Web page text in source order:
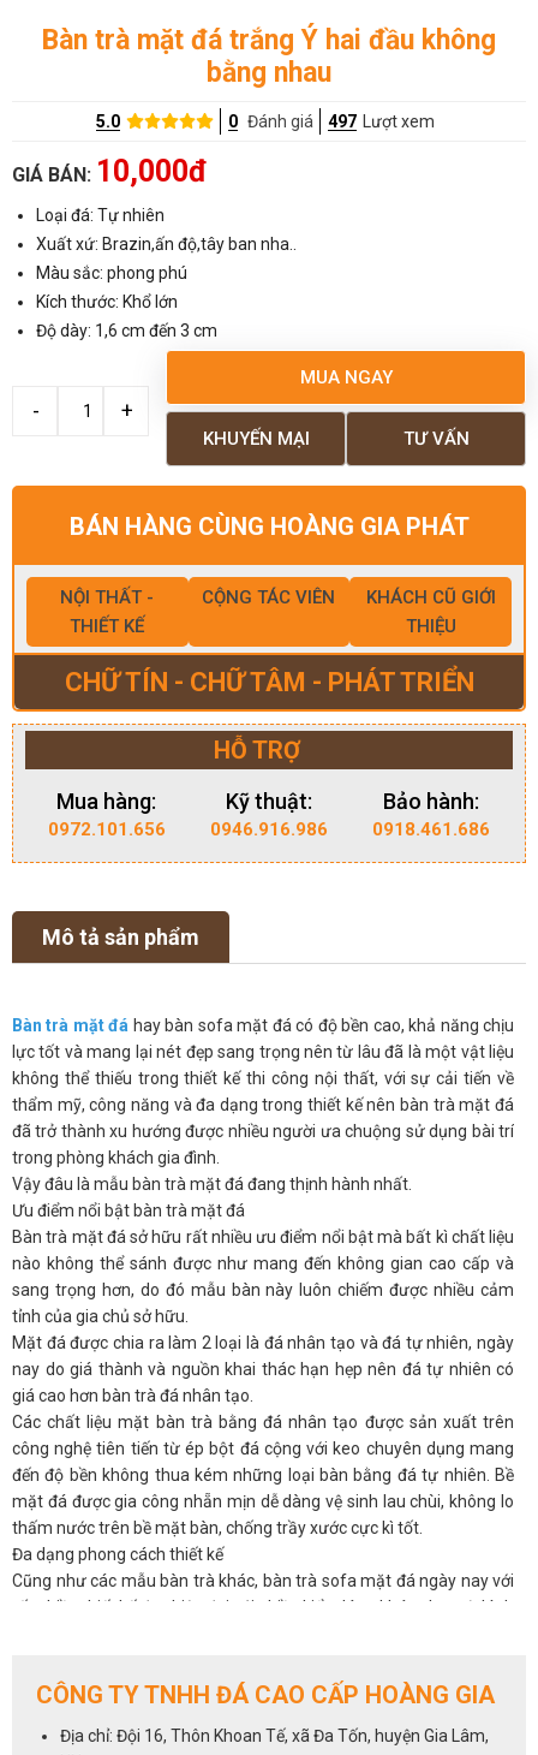
Bàn trà mặt đá trắng Ý hai đầu không
bằng nhau
5.0 0 Đánh giá 497 Lượt xem
GIÁ BÁN: 10,000đ
Loại đá: Tự nhiên
Xuất xứ: Brazin,ấn độ,tây ban nha..
Màu sắc: phong phú
Kích thước: Khổ lớn
Độ dày: 1,6 cm đến 3 cm
MUA NGAY
TƯ VẤN
KHUYẾN MẠI
BÁN HÀNG CÙNG HOÀNG GIA PHÁT
NỘI THẤT -
THIẾT KẾ
CỘNG TÁC VIÊN
KHÁCH CŨ GIỚI
THIỆU
CHỮ TÍN - CHỮ TÂM - PHÁT TRIỂN
HỖ TRỢ
Mua hàng:
0972.101.656
Kỹ thuật:
0946.916.986
Bảo hành:
0918.461.686
Mô tả sản phẩm
Bàn trà mặt đá hay bàn sofa mặt đá có độ bền cao, khả năng chịu
lực tốt và mang lại nét đẹp sang trọng nên từ lâu đã là một vật liệu
không thể thiếu trong thiết kế thi công nội thất, với sự cải tiến về
thẩm mỹ, công năng và đa dạng trong thiết kế nên bàn trà mặt đá
đã trở thành xu hướng được nhiều người ưa chuộng sử dụng bài trí
trong phòng khách gia đình.
Vậy đâu là mẫu bàn trà mặt đá đang thịnh hành nhất.
Ưu điểm nổi bật bàn trà mặt đá
Bàn trà mặt đá sở hữu rất nhiều ưu điểm nổi bật mà bất kì chất liệu
nào không thể sánh được như mang đến không gian cao cấp và
sang trọng hơn, do đó mẫu bàn này luôn chiếm được nhiều cảm
tỉnh của gia chủ sở hữu.
Mặt đá được chia ra làm 2 loại là đá nhân tạo và đá tự nhiên, ngày
nay do giá thành và nguồn khai thác hạn hẹp nên đá tự nhiên có
giá cao hơn bàn trà đá nhân tạo.
Các chất liệu mặt bàn trà bằng đá nhân tạo được sản xuất trên
công nghệ tiên tiến từ ép bột đá cộng với keo chuyên dụng mang
đến độ bền không thua kém những loại bàn bằng đá tự nhiên. Bề
mặt đá được gia công nhẵn mịn dễ dàng vệ sinh lau chùi, không lo
thấm nước trên bề mặt bàn, chống trầy xước cực kì tốt.
Đa dạng phong cách thiết kế
Cũng như các mẫu bàn trà khác, bàn trà sofa mặt đá ngày nay với
rất nhiều thiết kế đẹp hiện đại với nhiều kiểu dáng khác nhau từ hình
và dễ kết hợp cùng các mẫu ghế sofa gia đình.
cùng các loại chất liệu khác nhau tạo nên nét riêng và sự độc đáo
CÔNG TY TNHH ĐÁ CAO CẤP HOÀNG GIA
Địa chỉ: Đội 16, Thôn Khoan Tế, xã Đa Tốn, huyện Gia Lâm,